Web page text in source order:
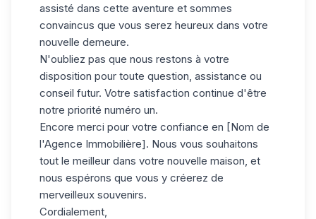
assisté dans cette aventure et sommes
convaincus que vous serez heureux dans votre
nouvelle demeure.
N'oubliez pas que nous restons à votre
disposition pour toute question, assistance ou
conseil futur. Votre satisfaction continue d'être
notre priorité numéro un.
Encore merci pour votre confiance en [Nom de
l'Agence Immobilière]. Nous vous souhaitons
tout le meilleur dans votre nouvelle maison, et
nous espérons que vous y créerez de
merveilleux souvenirs.
Cordialement,